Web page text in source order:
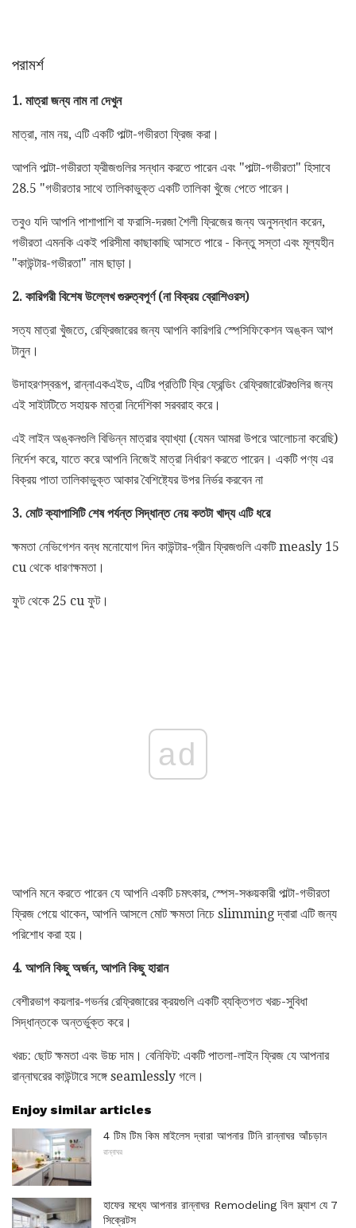
পরামর্শ
1. মাত্রা জন্য নাম না দেখুন
মাত্রা, নাম নয়, এটি একটি পাল্টা-গভীরতা ফ্রিজ করা।
আপনি পাল্টা-গভীরতা ফ্রীজগুলির সন্ধান করতে পারেন এবং "পাল্টা-গভীরতা" হিসাবে
28.5 "গভীরতার সাথে তালিকাভুক্ত একটি তালিকা খুঁজে পেতে পারেন।
তবুও যদি আপনি পাশাপাশি বা ফরাসি-দরজা শৈলী ফ্রিজের জন্য অনুসন্ধান করেন,
গভীরতা এমনকি একই পরিসীমা কাছাকাছি আসতে পারে - কিন্তু সস্তা এবং মূল্যহীন
"কাউন্টার-গভীরতা" নাম ছাড়া।
2. কারিগরী বিশেষ উল্লেখ গুরুত্বপূর্ণ (না বিক্রয় ব্রোশিওরস)
সত্য মাত্রা খুঁজতে, রেফ্রিজারের জন্য আপনি কারিগরি স্পেসিফিকেশন অঙ্কন আপ
টানুন।
উদাহরণস্বরূপ, রান্নাএকএইড, এটির প্রতিটি ফ্রি ফ্রেন্ডিং রেফ্রিজারেটরগুলির জন্য
এই সাইটটিতে সহায়ক মাত্রা নির্দেশিকা সরবরাহ করে।
এই লাইন অঙ্কনগুলি বিভিন্ন মাত্রার ব্যাখ্যা (যেমন আমরা উপরে আলোচনা করেছি)
নির্দেশ করে, যাতে করে আপনি নিজেই মাত্রা নির্ধারণ করতে পারেন। একটি পণ্য এর
বিক্রয় পাতা তালিকাভুক্ত আকার বৈশিষ্ট্যের উপর নির্ভর করবেন না
3. মোট ক্যাপাসিটি শেষ পর্যন্ত সিদ্ধান্ত নেয় কতটা খাদ্য এটি ধরে
ক্ষমতা নেভিগেশন বন্ধ মনোযোগ দিন কাউন্টার-গ্রীন ফ্রিজগুলি একটি measly 15
cu থেকে ধারণক্ষমতা।
ফুট থেকে 25 cu ফুট।
ad
আপনি মনে করতে পারেন যে আপনি একটি চমৎকার, স্পেস-সঞ্চয়কারী পাল্টা-গভীরতা
ফ্রিজ পেয়ে থাকেন, আপনি আসলে মোট ক্ষমতা নিচে slimming দ্বারা এটি জন্য
পরিশোধ করা হয়।
4. আপনি কিছু অর্জন, আপনি কিছু হারান
বেশীরভাগ কয়লার-গভর্নর রেফ্রিজারের ক্রয়গুলি একটি ব্যক্তিগত খরচ-সুবিধা
সিদ্ধান্তকে অন্তর্ভুক্ত করে।
খরচ: ছোট ক্ষমতা এবং উচ্চ দাম। বেনিফিট: একটি পাতলা-লাইন ফ্রিজ যে আপনার
রান্নাঘরের কাউন্টারে সঙ্গে seamlessly গলে।
Enjoy similar articles
4 টিম টিম কিম মাইলেস দ্বারা আপনার টিনি রান্নাঘর আঁচড়ান
রান্নাঘর
হাফের মধ্যে আপনার রান্নাঘর Remodeling বিল স্ল্যাশ যে 7
সিক্রেটস